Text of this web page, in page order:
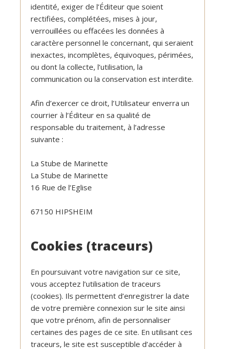
identité, exiger de l’Éditeur que soient
rectifiées, complétées, mises à jour,
verrouillées ou effacées les données à
caractère personnel le concernant, qui seraient
inexactes, incomplètes, équivoques, périmées,
ou dont la collecte, l’utilisation, la
communication ou la conservation est interdite.
Afin d’exercer ce droit, l’Utilisateur enverra un
courrier à l’Éditeur en sa qualité de
responsable du traitement, à l’adresse
suivante :
La Stube de Marinette
La Stube de Marinette
16 Rue de l’Eglise
67150 HIPSHEIM
Cookies (traceurs)
En poursuivant votre navigation sur ce site,
vous acceptez l’utilisation de traceurs
(cookies). Ils permettent d’enregistrer la date
de votre première connexion sur le site ainsi
que votre prénom, afin de personnaliser
certaines des pages de ce site. En utilisant ces
traceurs, le site est susceptible d’accéder à